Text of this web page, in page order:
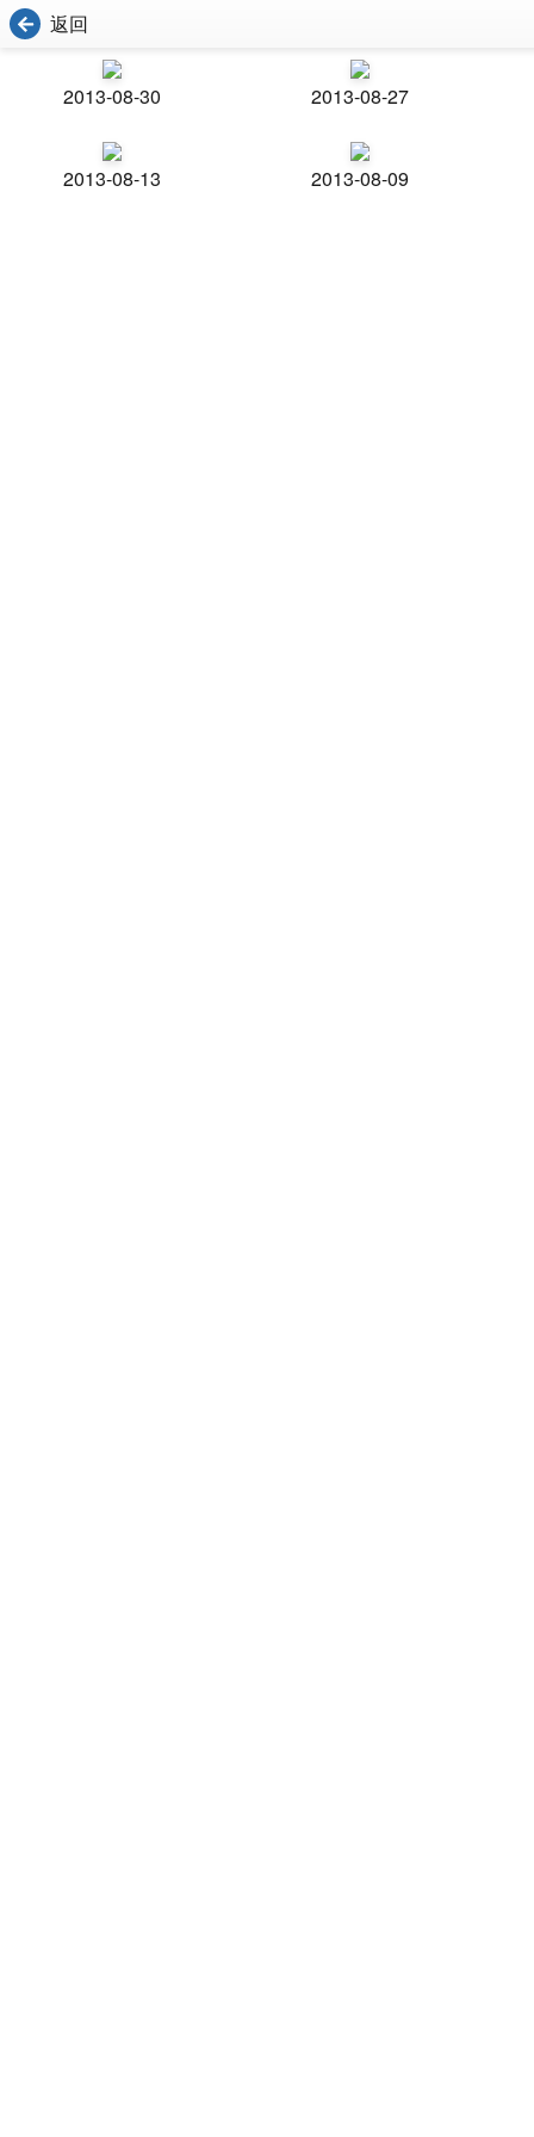
返回
2013-08-30 2013-08-27
2013-08-13 2013-08-09